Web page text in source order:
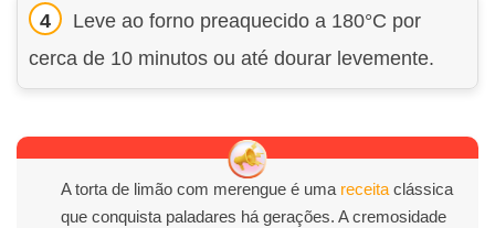
Leve ao forno preaquecido a 180°C por
cerca de 10 minutos ou até dourar levemente.
A torta de limão com merengue é uma receita clássica
que conquista paladares há gerações. A cremosidade